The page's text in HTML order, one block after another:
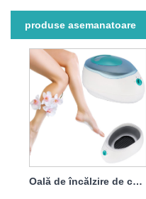
produse asemanatoare
Oală de încălzire de ceară pentru îndepărtarea părului